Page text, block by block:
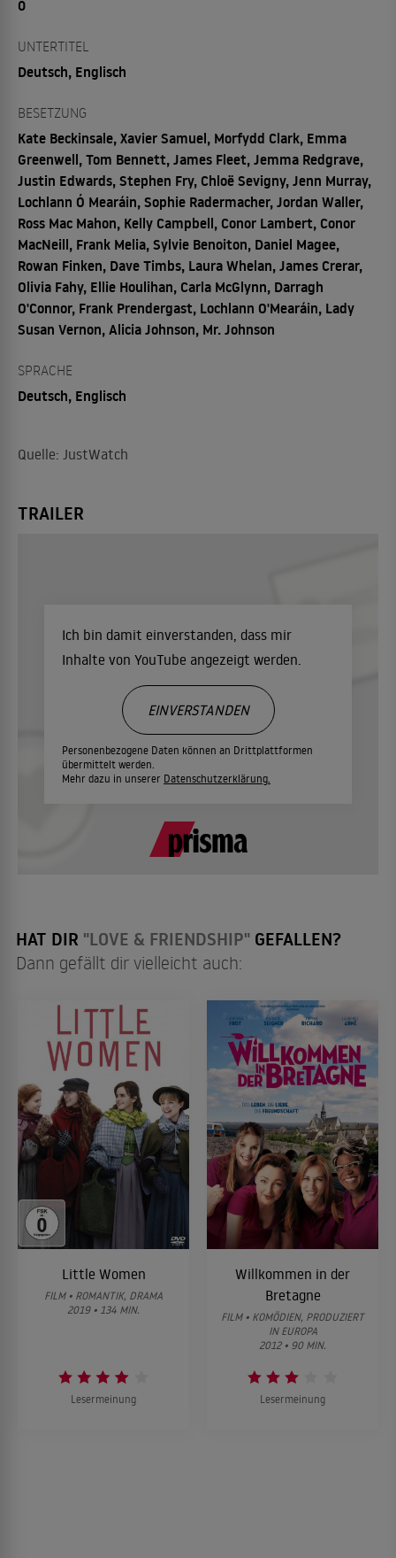
0
UNTERTITEL
Deutsch, Englisch
BESETZUNG
Kate Beckinsale, Xavier Samuel, Morfydd Clark, Emma
Greenwell, Tom Bennett, James Fleet, Jemma Redgrave,
Justin Edwards, Stephen Fry, Chloë Sevigny, Jenn Murray,
Lochlann Ó Mearáin, Sophie Radermacher, Jordan Waller,
Ross Mac Mahon, Kelly Campbell, Conor Lambert, Conor
MacNeill, Frank Melia, Sylvie Benoiton, Daniel Magee,
Rowan Finken, Dave Timbs, Laura Whelan, James Crerar,
Olivia Fahy, Ellie Houlihan, Carla McGlynn, Darragh
O'Connor, Frank Prendergast, Lochlann O'Mearáin, Lady
Susan Vernon, Alicia Johnson, Mr. Johnson
SPRACHE
Deutsch, Englisch
Quelle: JustWatch
TRAILER
Ich bin damit einverstanden, dass mir
Inhalte von YouTube angezeigt werden.
Personenbezogene Daten können an Drittplattformen
übermittelt werden.
Mehr dazu in unserer Datenschutzerklärung.
EINVERSTANDEN
HAT DIR "LOVE & FRIENDSHIP" GEFALLEN?
Dann gefällt dir vielleicht auch:
Little Women
FILM • ROMANTIK, DRAMA
2019 • 134 MIN.
Lesermeinung
Willkommen in der
Bretagne
FILM • KOMÖDIEN, PRODUZIERT
IN EUROPA
2012 • 90 MIN.
Lesermeinung